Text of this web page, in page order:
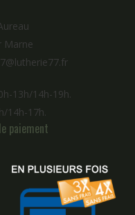
Marne
13h/14h-19h.
14h-17h.
paiement